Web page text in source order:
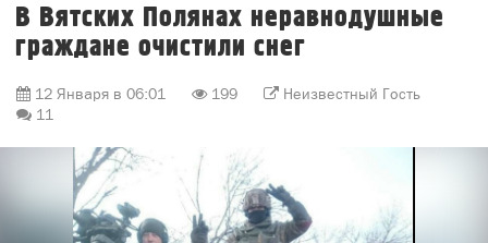
В Вятских Полянах неравнодушные
граждане очистили снег
12 Января в 06:01 199
Неизвестный Гость
11